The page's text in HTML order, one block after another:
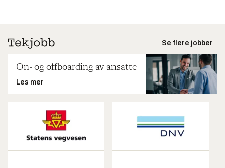
Se flere jobber
On- og offboarding av ansatte
Les mer